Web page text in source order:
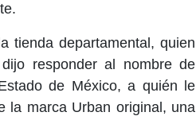
tienda departamental, quien
responder al nombre de
de México, a quién le
la marca Urban original, una